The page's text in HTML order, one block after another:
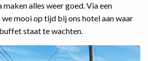
alles weer goed. Via een
mooi op tijd bij ons hotel aan waar
staat te wachten.